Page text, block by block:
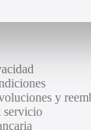
y
servicio